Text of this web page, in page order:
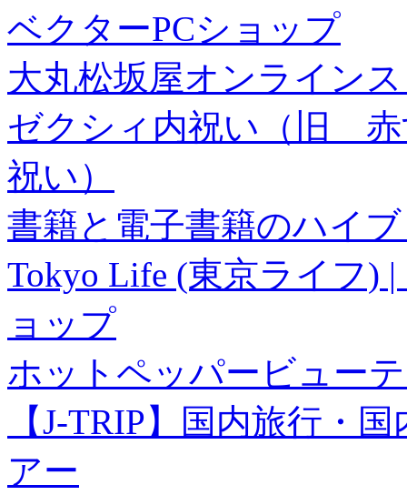
ベクターPCショップ
大丸松坂屋オンライン
ゼクシィ内祝い（旧 赤
祝い）
書籍と電子書籍のハイ
Tokyo Life (東京ライフ)
ョップ
ホットペッパービュー
【J-TRIP】国内旅行・
アー